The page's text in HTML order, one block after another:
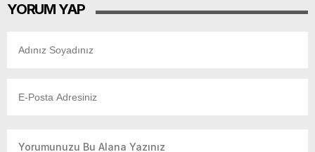
YORUM YAP